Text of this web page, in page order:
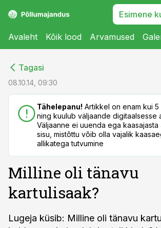
Esimene
Avaleht Kõik lood Arvamused
Tagasi
08.10.14, 09:30
Tähelepanu! Artikkel on enam kui 5
ning kuulub väljaande digitaalsesse
Väljaanne ei uuenda ega
sisu, mistõttu võib olla vajalik
allikatega tutvumine
Milline oli tänavu
kartulisaak?
Lugeja küsib: Milline oli tänavu